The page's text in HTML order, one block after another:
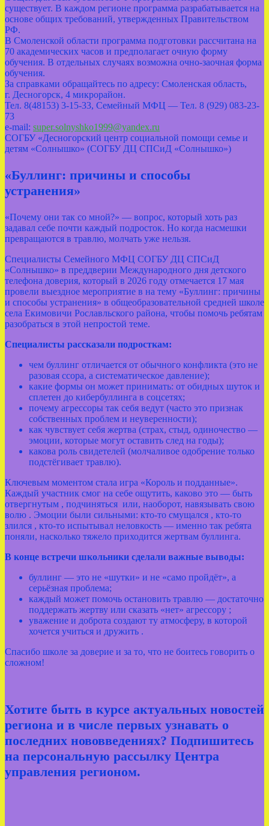
существует. В каждом регионе программа разрабатывается на
основе общих требований, утвержденных Правительством
РФ.
В Смоленской области программа подготовки рассчитана на
70 академических часов и предполагает очную форму
обучения. В отдельных случаях возможна очно-заочная форма
обучения.
За справками обращайтесь по адресу: Смоленская область,
г. Десногорск, 4 микрорайон.
Тел. 8(48153) 3-15-33, Семейный МФЦ — Тел. 8 (929) 083-23-
73
e-mail: super.solnyshko1999@yandex.ru
СОГБУ «Десногорский центр социальной помощи семье и
детям «Солнышко» (СОГБУ ДЦ СПСиД «Солнышко»)
«Буллинг: причины и способы
устранения»
«Почему они так со мной?» — вопрос, который хоть раз
задавал себе почти каждый подросток. Но когда насмешки
превращаются в травлю, молчать уже нельзя.
Специалисты Семейного МФЦ СОГБУ ДЦ СПСиД
«Солнышко» в преддверии Международного дня детского
телефона доверия, который в 2026 году отмечается 17 мая
провели выездное мероприятие в на тему «Буллинг: причины
и способы устранения» в общеобразовательной средней школе
села Екимовичи Рославльского района, чтобы помочь ребятам
разобраться в этой непростой теме.
Специалисты рассказали подросткам:
чем буллинг отличается от обычного конфликта (это не
разовая ссора, а систематическое давление);
какие формы он может принимать: от обидных шуток и
сплетен до кибербуллинга в соцсетях;
почему агрессоры так себя ведут (часто это признак
собственных проблем и неуверенности);
как чувствует себя жертва (страх, стыд, одиночество —
эмоции, которые могут оставить след на годы);
какова роль свидетелей (молчаливое одобрение только
подстёгивает травлю).
Ключевым моментом стала игра «Король и подданные».
Каждый участник смог на себе ощутить, каково это — быть
отвергнутым , подчиняться или, наоборот, навязывать свою
волю . Эмоции были сильными: кто‑то смущался , кто‑то
злился , кто‑то испытывал неловкость — именно так ребята
поняли, насколько тяжело приходится жертвам буллинга.
В конце встречи школьники сделали важные выводы:
буллинг — это не «шутки» и не «само пройдёт», а
серьёзная проблема;
каждый может помочь остановить травлю — достаточно
поддержать жертву или сказать «нет» агрессору ;
уважение и доброта создают ту атмосферу, в которой
хочется учиться и дружить .
Спасибо школе за доверие и за то, что не боитесь говорить о
сложном!
Хотите быть в курсе актуальных новостей
региона и в числе первых узнавать о
последних нововведениях? Подпишитесь
на персональную рассылку Центра
управления регионом.